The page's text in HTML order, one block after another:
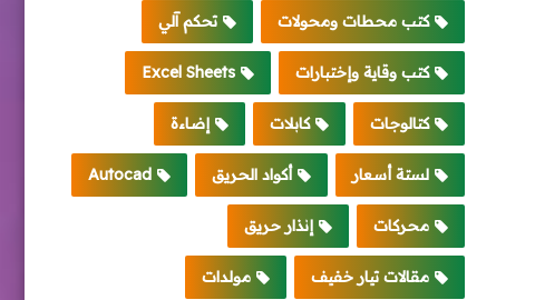
كتب محطات ومحولات تحكم آلي
كتب وقاية وإختبارات Excel Sheets
كتالوجات كابلات إضاءة
لستة أسعار أكواد الحريق Autocad
محركات إنذار حريق
مقالات تيار خفيف مولدات